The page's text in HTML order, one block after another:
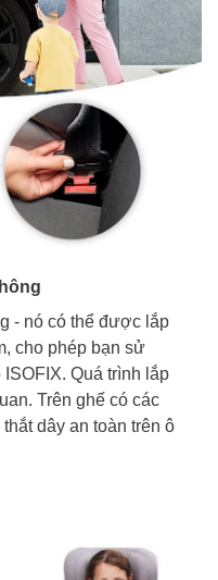
- nó có thể được lắp
cho phép bạn sử
Quá trình lắp
Trên ghế có các
dây an toàn trên ô